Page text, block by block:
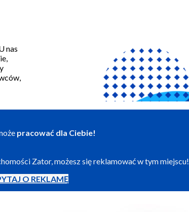
nas
pracować dla Ciebie!
Zator, możesz się reklamować w tym miejscu!
O REKLAMĘ